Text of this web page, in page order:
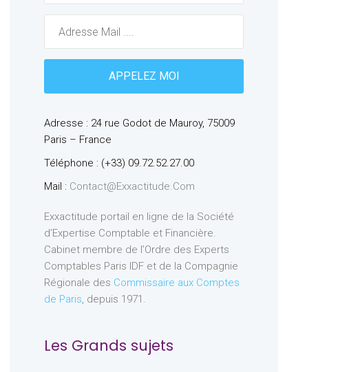
Adresse : 24 rue Godot de Mauroy, 75009
Paris – France
Téléphone : (+33) 09.72.52.27.00
Mail : Contact@exxactitude.com
Exxactitude portail en ligne de la Société
d’Expertise Comptable et Financière.
Cabinet membre de l’Ordre des Experts
Comptables Paris IDF et de la Compagnie
Régionale des Commissaire aux Comptes
de Paris, depuis 1971.
Les Grands sujets